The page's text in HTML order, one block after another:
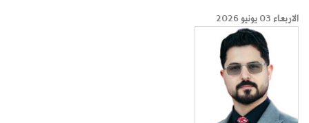
الاربعاء 03 يونيو 2026